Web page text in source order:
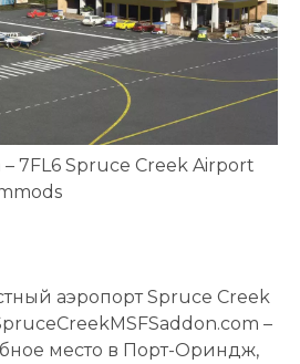
7FL6 Spruce Creek Airport
аэропорт Spruce Creek
–
место в Порт-Ориндж,